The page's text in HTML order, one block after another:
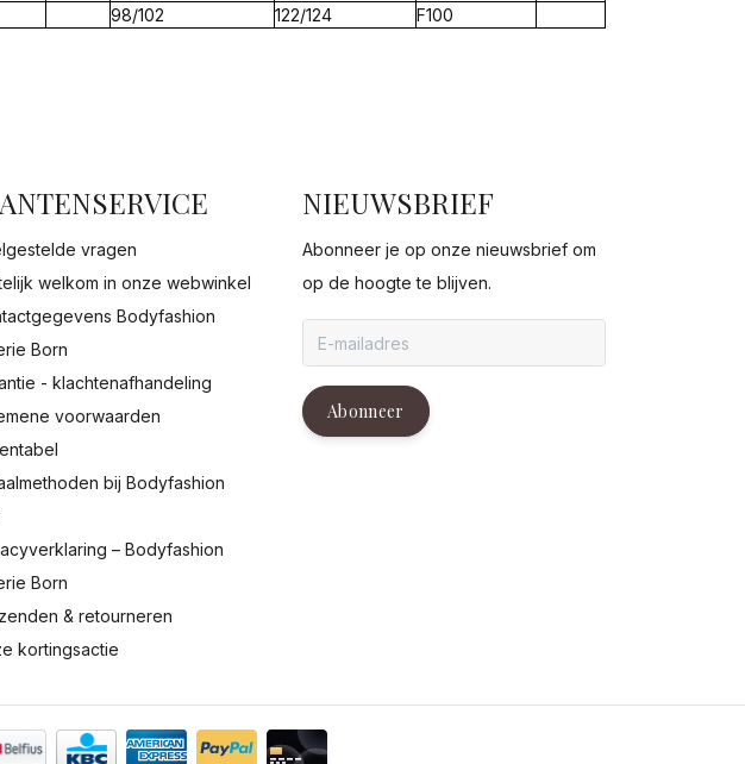
98/102 122/124 F100
vragen
welkom in onze webwinkel
Bodyfashion
Born
- klachtenafhandeling
voorwaarden
bij Bodyfashion
– Bodyfashion
Born
& retourneren
kortingsactie
NIEUWSBRIEF
Abonneer je op onze nieuwsbrief om
op de hoogte te blijven.
Abonneer